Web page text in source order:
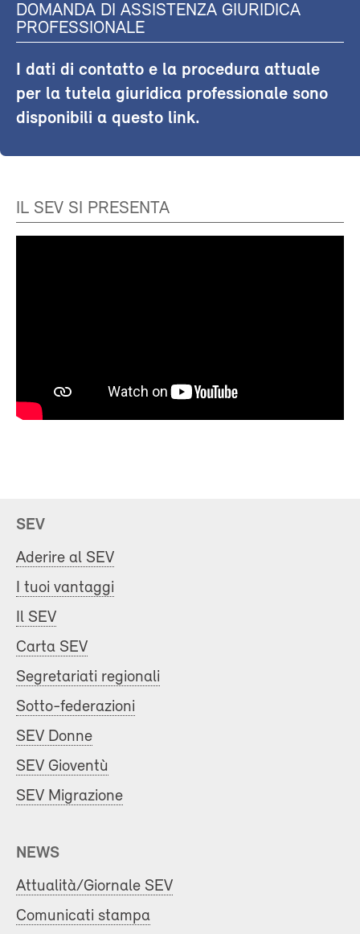
DOMANDA DI ASSISTENZA GIURIDICA
PROFESSIONALE
I dati di contatto e la procedura attuale
per la tutela giuridica professionale sono
disponibili a questo link.
IL SEV SI PRESENTA
SEV
Aderire al SEV
I tuoi vantaggi
Il SEV
Carta SEV
Segretariati regionali
Sotto-federazioni
SEV Donne
SEV Gioventù
SEV Migrazione
NEWS
Attualità/Giornale SEV
Comunicati stampa